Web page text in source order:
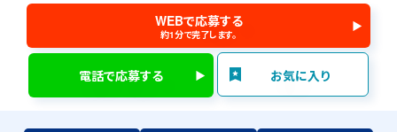
WEBで応募する
約1分で完了します。
電話で応募する お気に入り